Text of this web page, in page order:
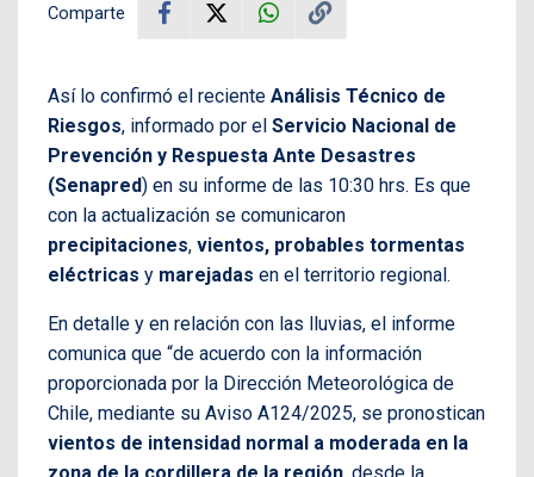
Comparte
Así lo confirmó el reciente Análisis Técnico de
Riesgos, informado por el Servicio Nacional de
Prevención y Respuesta Ante Desastres
(Senapred) en su informe de las 10:30 hrs. Es que
con la actualización se comunicaron
precipitaciones, vientos, probables tormentas
eléctricas y marejadas en el territorio regional.
En detalle y en relación con las lluvias, el informe
comunica que “de acuerdo con la información
proporcionada por la Dirección Meteorológica de
Chile, mediante su Aviso A124/2025, se pronostican
vientos de intensidad normal a moderada en la